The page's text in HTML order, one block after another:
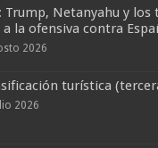
Trump, Netanyahu y los
a la ofensiva contra
2026
turística
2026